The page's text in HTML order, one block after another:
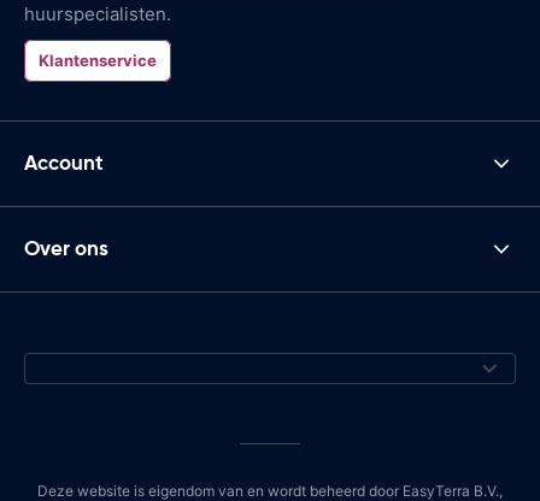
huurspecialisten.
Klantenservice
Account
Over ons
Deze website is eigendom van en wordt beheerd door EasyTerra B.V.,